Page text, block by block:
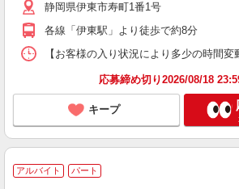
静岡県伊東市寿町1番1号
各線「伊東駅」より徒歩で約8分
【お客様の入り状況により多少の時間
応募締め切り2026/08/18
キープ
アルバイト パート